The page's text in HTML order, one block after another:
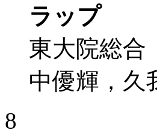
ラップ
東大院総
中優輝，久
8